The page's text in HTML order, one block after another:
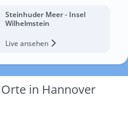
Steinhuder Meer - Insel
Wilhelmstein
Live ansehen
in Hannover